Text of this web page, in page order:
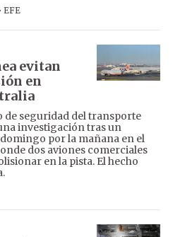
· EFE
evitan
en
de seguridad del transporte
investigación tras un
por la mañana en el
dos aviones comerciales
en la pista. El hecho